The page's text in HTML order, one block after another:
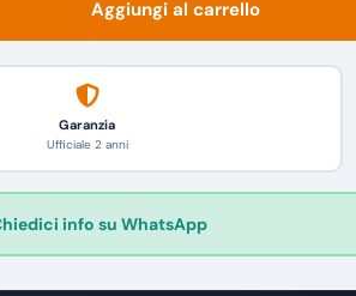
Aggiungi al carrello
Garanzia
Ufficiale 2 anni
info su WhatsApp